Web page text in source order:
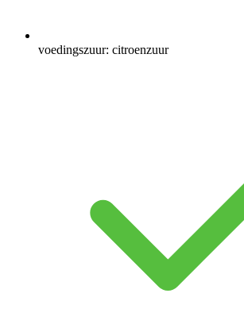
voedingszuur: citroenzuur